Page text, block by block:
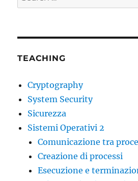
for:
TEACHING
Cryptography
System Security
Sicurezza
Sistemi Operativi 2
Comunicazione tra
Creazione di processi
Esecuzione e